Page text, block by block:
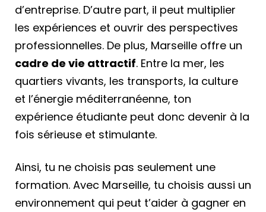
d’entreprise. D’autre part, il peut multiplier
les expériences et ouvrir des perspectives
professionnelles. De plus, Marseille offre un
cadre de vie attractif. Entre la mer, les
quartiers vivants, les transports, la culture
et l’énergie méditerranéenne, ton
expérience étudiante peut donc devenir à la
fois sérieuse et stimulante.
Ainsi, tu ne choisis pas seulement une
formation. Avec Marseille, tu choisis aussi un
environnement qui peut t’aider à gagner en